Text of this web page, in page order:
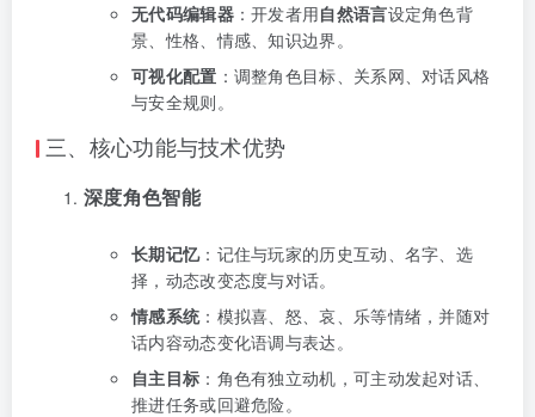
无代码编辑器：开发者用自然语言设定角色背
景、性格、情感、知识边界。
可视化配置 ：调整角色目标、关系网、对话风格
与安全规则。
三、核心功能与技术优势
深度角色智能
长期记忆：记住与玩家的历史互动、名字、选
择，动态改变态度与对话。
情感系统：模拟喜、怒、哀、乐等情绪，并随对
话内容动态变化语调与表达。
自主目标 ：角色有独立动机，可主动发起对话、
推进任务或回避危险。